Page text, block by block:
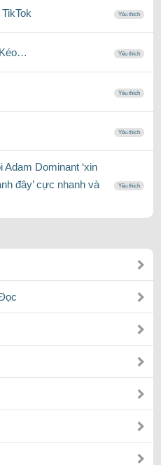
Yêu thích
Yêu thích
Yêu thích
Yêu thích
Dominant ‘xin
đây’ cực nhanh và
Yêu thích